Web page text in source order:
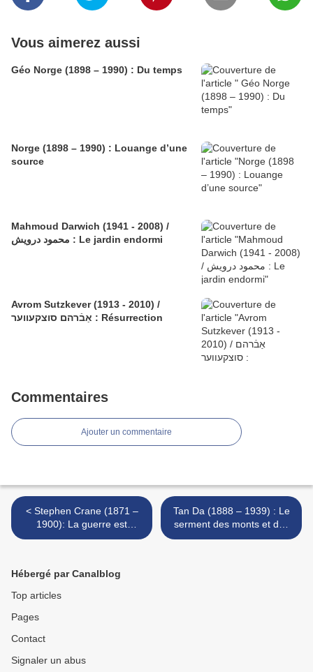
Vous aimerez aussi
Géo Norge (1898 – 1990) : Du temps
Norge (1898 – 1990) : Louange d’une
source
Mahmoud Darwich (1941 - 2008) /
محمود درويش : Le jardin endormi
Avrom Sutzkever (1913 - 2010) /
אַבֿרהם סוצקעווער : Résurrection
Commentaires
Ajouter un commentaire
< Stephen Crane (1871 –
1900): La guerre est
aimable / War is kind
Tan Da (1888 – 1939) : Le
serment des monts et des
eaux / Thề non nước >
Hébergé par Canalblog
Top articles
Pages
Contact
Signaler un abus